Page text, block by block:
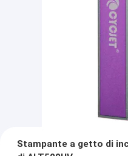
Stampante a getto di